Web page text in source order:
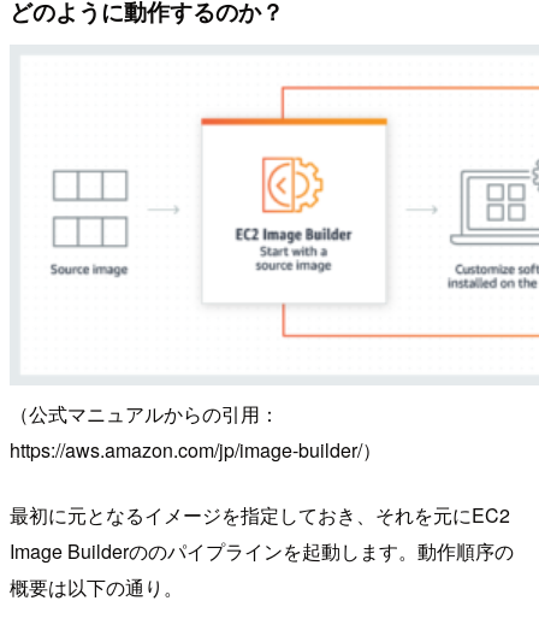
どのように動作するのか？
（公式マニュアルからの引用：
https://aws.amazon.com/jp/image-builder/）
最初に元となるイメージを指定しておき、それを元にEC2
Image Builderののパイプラインを起動します。動作順序の
概要は以下の通り。